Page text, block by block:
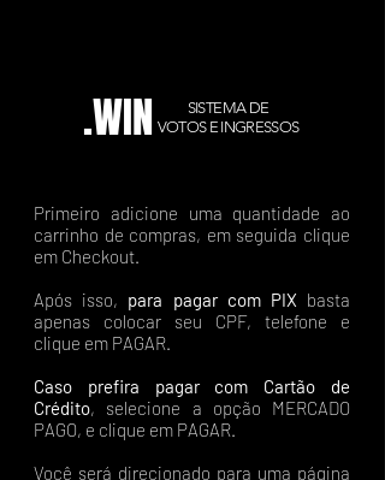
.WIN
SISTEMA DE
VOTOS E INGRESSOS
Primeiro adicione uma quantidade ao
carrinho de compras, em seguida clique
em Checkout.
Após isso, para pagar com PIX basta
apenas colocar seu CPF, telefone e
clique em PAGAR.
Caso prefira pagar com Cartão de
Crédito, selecione a opção MERCADO
PAGO, e clique em PAGAR.
Você será direcionado para uma página